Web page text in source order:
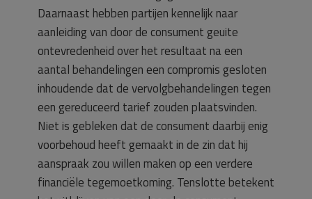
Daarnaast hebben partijen kennelijk naar
aanleiding van door de consument geuite
ontevredenheid over het resultaat na een
aantal behandelingen een compromis gesloten
inhoudende dat de vervolgbehandelingen tegen
een gereduceerd tarief zouden plaatsvinden.
Niet is gebleken dat de consument daarbij enig
voorbehoud heeft gemaakt in de zin dat hij
aanspraak zou willen maken op een verdere
financiële tegemoetkoming. Tenslotte betekent